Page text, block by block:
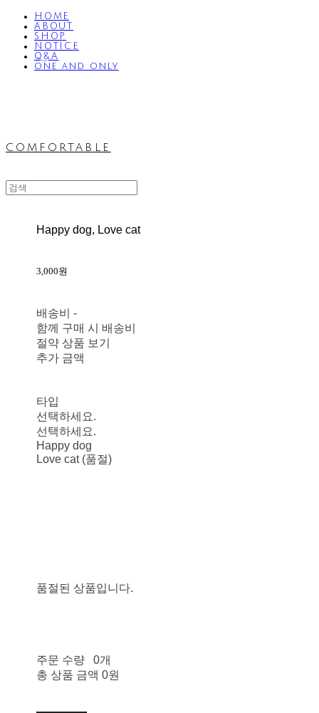
HOME
ABOUT
SHOP
NOTICE
Q&A
one and only
comfortable
Happy dog, Love cat
3,000원
배송비-
함께 구매 시 배송비
절약 상품 보기
추가 금액
타입
선택하세요.
선택하세요.
Happy dog
Love cat (품절)
품절된 상품입니다.
주문 수량
0개
총 상품 금액 0원